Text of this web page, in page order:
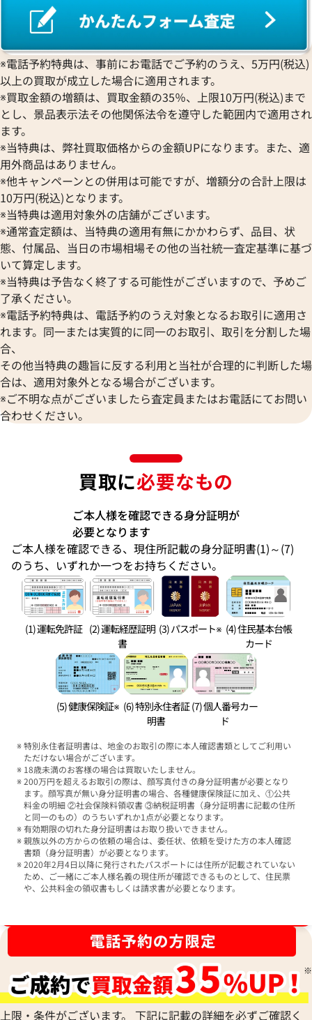
ワ行
※電話予約特典は、事前にお電話でご予約のうえ、5万円(税込)
以上の買取が成立した場合に適用されます。
※買取金額の増額は、買取金額の35％、上限10万円(税込)まで
とし、景品表示法その他関係法令を遵守した範囲内で適用され
ます。
※当特典は、弊社買取価格からの金額UPになります。また、適
用外商品はありません。
※他キャンペーンとの併用は可能ですが、増額分の合計上限は
10万円(税込)となります。
※当特典は適用対象外の店舗がございます。
※通常査定額は、当特典の適用有無にかかわらず、品目、状
態、付属品、当日の市場相場その他の当社統一査定基準に基づ
いて算定します。
※当特典は予告なく終了する可能性がございますので、予めご
了承ください。
※電話予約特典は、電話予約のうえ対象となるお取引に適用さ
れます。同一または実質的に同一のお取引、取引を分割した場
合、
その他当特典の趣旨に反する利用と当社が合理的に判断した場
合は、適用対象外となる場合がございます。
※ご不明な点がございましたら査定員またはお電話にてお問い
合わせください。
買取に必要なもの
ご本人様を確認できる身分証明が
必要となります
ご本人様を確認できる、現住所記載の身分証明書(1)～(7)
のうち、いずれか一つをお持ちください。
(1) 運転免許証 (2) 運転経歴証明
書
(3) パスポート※ (4) 住民基本台帳
カード
(5) 健康保険証※ (6) 特別永住者証
明書
(7) 個人番号カー
ド
特別永住者証明書は、地金のお取引の際に本人確認書類としてご利用い
ただけない場合がございます。
18歳未満のお客様の場合は買取いたしません。
200万円を超えるお取引の際は、顔写真付きの身分証明書が必要となり
ます。顔写真が無い身分証明書の場合、各種健康保険証に加え、①公共
料金の明細 ②社会保険料領収書 ③納税証明書（身分証明書に記載の住所
と同一のもの）のうちいずれか1点が必要となります。
有効期限の切れた身分証明書はお取り扱いできません。
親族以外の方からの依頼の場合は、委任状、依頼を受けた方の本人確認
書類（身分証明書）が必要となります。
2020年2月4日以降に発行されたパスポートには住所が記載されていない
ため、ご一緒にご本人様名義の現住所が確認できるものとして、住民票
や、公共料金の領収書もしくは請求書が必要となります。
上限・条件がございます。 下記に記載の詳細を必ずご確認く